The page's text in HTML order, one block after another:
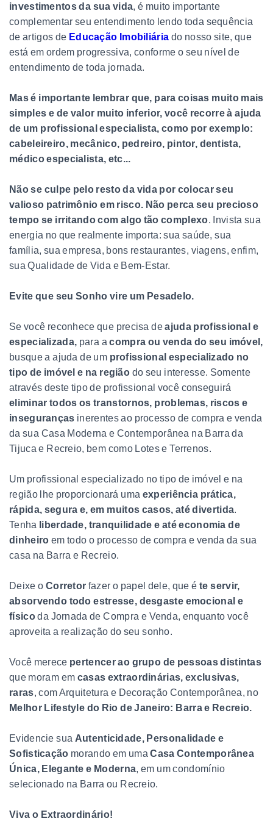
investimentos da sua vida, é muito importante
complementar seu entendimento lendo toda sequência
de artigos de Educação Imobiliária do nosso site, que
está em ordem progressiva, conforme o seu nível de
entendimento de toda jornada.
Mas é importante lembrar que, para coisas muito mais
simples e de valor muito inferior, você recorre à ajuda
de um profissional especialista, como por exemplo:
cabeleireiro, mecânico, pedreiro, pintor, dentista,
médico especialista, etc...
Não se culpe pelo resto da vida por colocar seu
valioso patrimônio em risco. Não perca seu precioso
tempo se irritando com algo tão complexo. Invista sua
energia no que realmente importa: sua saúde, sua
família, sua empresa, bons restaurantes, viagens, enfim,
sua Qualidade de Vida e Bem-Estar.
Evite que seu Sonho vire um Pesadelo.
Se você reconhece que precisa deajuda profissional e
especializada, para acompra ou venda do seu imóvel,
busque a ajuda de um profissional especializado no
tipo de imóvel e na região do seu interesse. Somente
através deste tipo de profissional você conseguirá
eliminar todos os transtornos, problemas, riscos e
inseguranças inerentes ao processo de compra e venda
da sua Casa Moderna e Contemporânea na Barra da
Tijuca e Recreio, bem como Lotes e Terrenos.
Um profissional especializado no tipo de imóvel e na
região lhe proporcionará uma experiência prática,
rápida, segura e, em muitos casos, até divertida.
Tenha liberdade, tranquilidade e até economia de
dinheiro em todo o processo de compra e venda da sua
casa na Barra e Recreio.
Deixe o Corretor fazer o papel dele, que éte servir,
absorvendo todo estresse, desgaste emocional e
físicoda Jornada de Compra e Venda, enquanto você
aproveita a realização do seu sonho.
Você merece pertencer ao grupo de pessoas distintas
que moram em casas extraordinárias, exclusivas,
raras, com Arquitetura e Decoração Contemporânea, no
Melhor Lifestyle do Rio de Janeiro: Barra e Recreio.
Evidencie sua Autenticidade, Personalidade e
Sofisticação morando em umaCasa Contemporânea
Única, Elegante e Moderna, em um condomínio
selecionado na Barra ou Recreio.
Viva o Extraordinário!